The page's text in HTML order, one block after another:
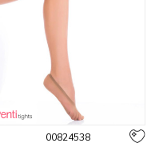
00824538